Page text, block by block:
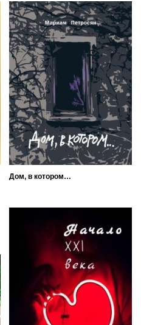
Дом, в котором…